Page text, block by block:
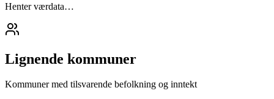
Henter værdata…
Lignende kommuner
Kommuner med tilsvarende befolkning og inntekt